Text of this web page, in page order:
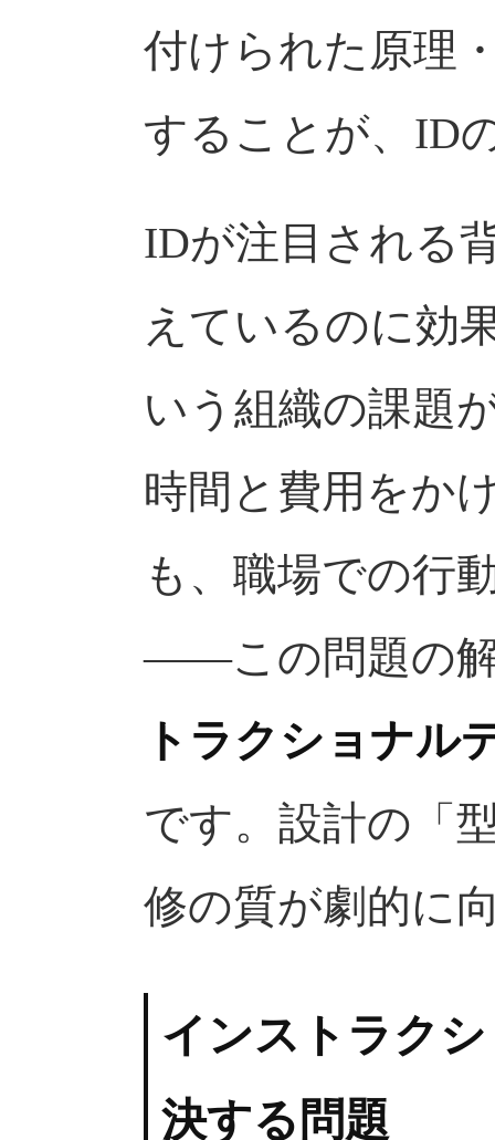
付けられた原理
することが、ID
IDが注目される
えているのに効
いう組織の課題
時間と費用をか
も、職場での行
——この問題の
トラクショナル
です。設計の「
修の質が劇的に
インストラク
決する問題